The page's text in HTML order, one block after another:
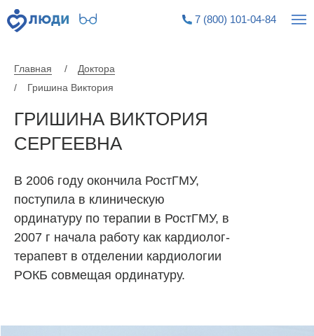
|||
7 (800) 101-04-84 |||
7 (800) 101-04-84
/ Гришина Виктория
ГРИШИНА ВИКТОРИЯ
СЕРГЕЕВНА
В 2006 году окончила РостГМУ,
поступила в клиническую
ординатуру по терапии в РостГМУ, в
2007 г начала работу как кардиолог-
терапевт в отделении кардиологии
РОКБ совмещая ординатуру.
Главная / Доктора